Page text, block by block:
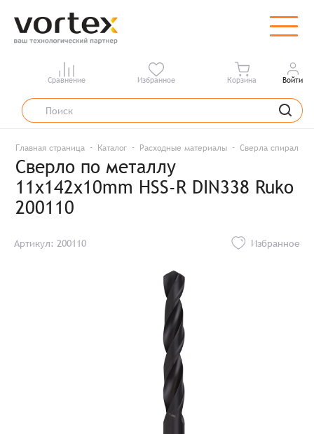
Сравнение Избранное Корзина Войти
Главная страница Каталог Расходные материалы Сверла
Сверло по металлу
11x142x10mm HSS-R DIN338 Ruko
200110
Артикул: 200110 Избранное